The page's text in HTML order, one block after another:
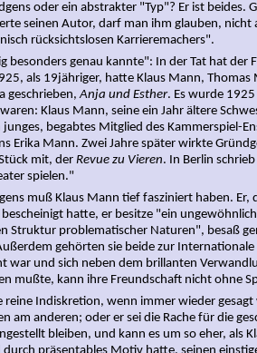
oder ein abstrakter "Typ"? Er ist beides.
seinen Autor, darf man ihm glauben, nicht
rücksichtslosen Karrieremachers".
genau kannte": In der Tat hat der
als 19jähriger, hatte Klaus Mann,
geschrieben,Anja und Esther. Es wurde
Klaus Mann, seine ein Jahr ältere
begabtes Mitglied des Kammerspiel-
Erika Mann. Zwei Jahre später wirkte
mit, der Revue zu Vieren. In Berlin
spielen."
muß Klaus Mann tief fasziniert haben. Er,
hatte, er besitze "ein
Struktur problematischer Naturen", besaß
gehörten sie beide zur
war und sich neben dem brillanten
mußte, kann ihre Freundschaft nicht ohne
Indiskretion, wenn immer wieder gesagt
am anderen; oder er sei die Rache für die
bleiben, und kann es um so eher, als